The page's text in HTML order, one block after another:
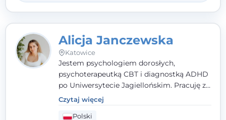
Alicja Janczewska
Katowice
Jestem psychologiem dorosłych,
psychoterapeutką CBT i diagnostką ADHD
po Uniwersytecie Jagiellońskim. Pracuję z
dorosłymi, młodzieżą i dziećmi, opierając
pomoc na zrozumieniu indywidualnych
Czytaj więcej
Polski